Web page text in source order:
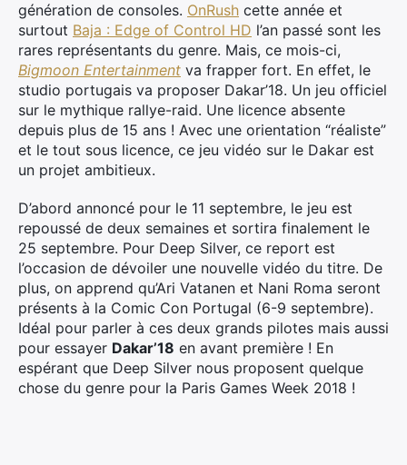
génération de consoles. OnRush cette année et
surtout Baja : Edge of Control HD l’an passé sont les
rares représentants du genre. Mais, ce mois-ci,
Bigmoon Entertainment va frapper fort. En effet, le
studio portugais va proposer Dakar’18. Un jeu officiel
sur le mythique rallye-raid. Une licence absente
depuis plus de 15 ans ! Avec une orientation “réaliste”
et le tout sous licence, ce jeu vidéo sur le Dakar est
un projet ambitieux.
D’abord annoncé pour le 11 septembre, le jeu est
repoussé de deux semaines et sortira finalement le
25 septembre. Pour Deep Silver, ce report est
l’occasion de dévoiler une nouvelle vidéo du titre. De
plus, on apprend qu’Ari Vatanen et Nani Roma seront
présents à la Comic Con Portugal (6-9 septembre).
Idéal pour parler à ces deux grands pilotes mais aussi
pour essayer Dakar’18 en avant première ! En
espérant que Deep Silver nous proposent quelque
chose du genre pour la Paris Games Week 2018 !